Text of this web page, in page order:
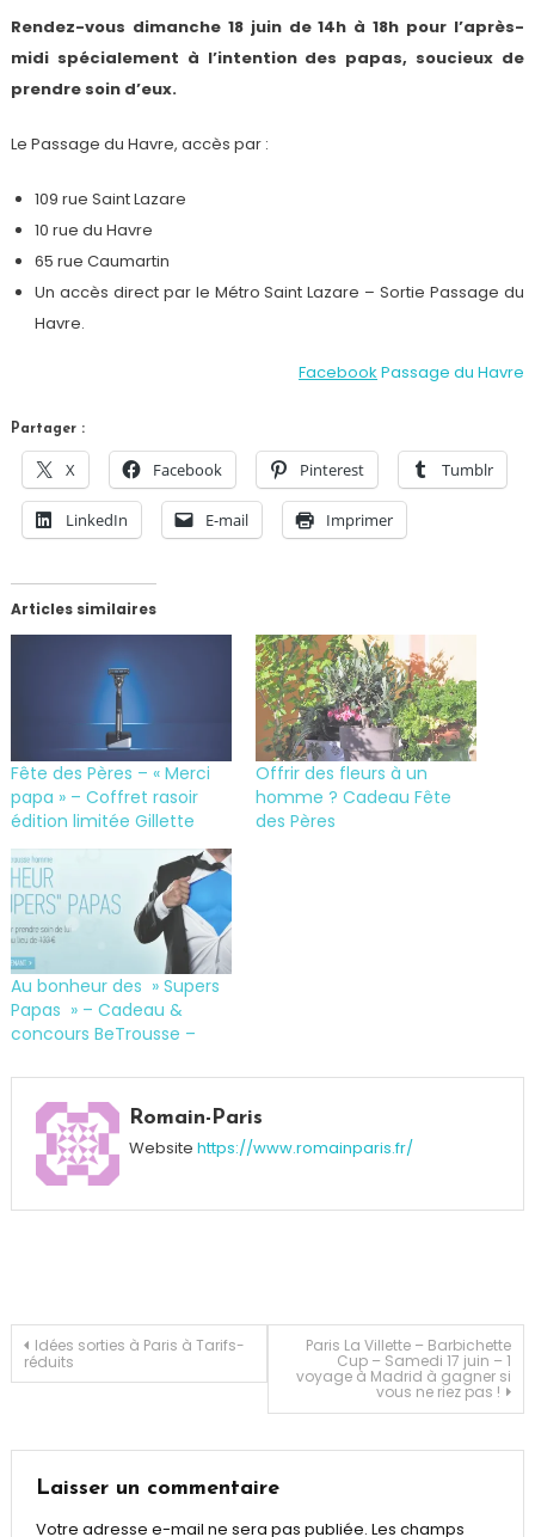
Rendez-vous dimanche 18 juin de 14h à 18h pour l’après-
midi spécialement à l’intention des papas, soucieux de
prendre soin d’eux.
Le Passage du Havre, accès par :
109 rue Saint Lazare
10 rue du Havre
65 rue Caumartin
Un accès direct par le Métro Saint Lazare – Sortie Passage du
Havre.
Facebook Passage du Havre
Partager :
X Facebook Pinterest Tumblr
LinkedIn E-mail Imprimer
Articles similaires
Fête des Pères – « Merci
papa » – Coffret rasoir
édition limitée Gillette
Offrir des fleurs à un
homme ? Cadeau Fête
des Pères
Au bonheur des » Supers
Papas » – Cadeau &
concours BeTrousse –
Atelier,
Barbier,
bon
Le
Passage
Paris
Romain-Paris
Website https://www.romainparis.fr/
Navigation
l’article
Idées sorties à Paris à Tarifs-
réduits
Paris La Villette – Barbichette
Cup – Samedi 17 juin – 1
voyage à Madrid à gagner si
vous ne riez pas !
Laisser un commentaire
Votre adresse e-mail ne sera pas publiée. Les champs